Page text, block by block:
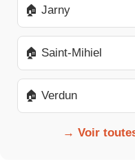
🏠 Jarny
🏠 Saint-Mihiel
🏠 Verdun
→ Voir